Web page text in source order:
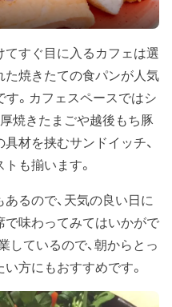
すぐ目に入るカフェは選
焼きたての食パンが人気
す。カフェスペースではシ
焼きたまごや越後もち豚
材を挟むサンドイッチ、
も揃います。
るので、天気の良い日に
味わってみてはいかがで
しているので、朝からとっ
方にもおすすめです。